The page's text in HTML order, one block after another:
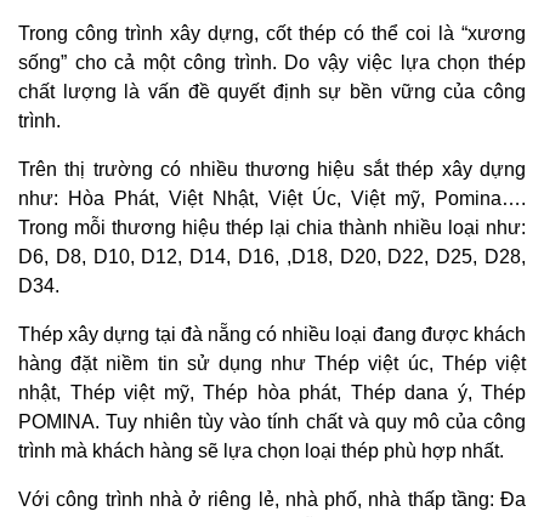
Trong công trình xây dựng, cốt thép có thể coi là “xương
sống” cho cả một công trình. Do vậy việc lựa chọn thép
chất lượng là vấn đề quyết định sự bền vững của công
trình.
Trên thị trường có nhiều thương hiệu sắt thép xây dựng
như: Hòa Phát, Việt Nhật, Việt Úc, Việt mỹ, Pomina….
Trong mỗi thương hiệu thép lại chia thành nhiều loại như:
D6, D8, D10, D12, D14, D16, ,D18, D20, D22, D25, D28,
D34.
Thép xây dựng tại đà nẵng có nhiều loại đang được khách
hàng đặt niềm tin sử dụng như Thép việt úc, Thép việt
nhật, Thép việt mỹ, Thép hòa phát, Thép dana ý, Thép
POMINA. Tuy nhiên tùy vào tính chất và quy mô của công
trình mà khách hàng sẽ lựa chọn loại thép phù hợp nhất.
Với công trình nhà ở riêng lẻ, nhà phố, nhà thấp tầng: Đa